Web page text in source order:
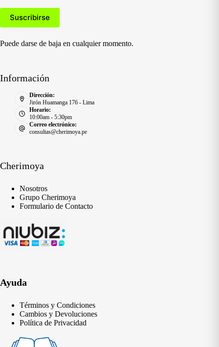
Puede darse de baja en cualquier momento.
Información
Dirección:
Jirón Huamanga 176 - Lima
Horario:
10:00am - 5:30pm
Correo electrónico:
consultas@cherimoya.pe
Cherimoya
Nosotros
Grupo Cherimoya
Formulario de Contacto
Ayuda
Términos y Condiciones
Cambios y Devoluciones
Política de Privacidad